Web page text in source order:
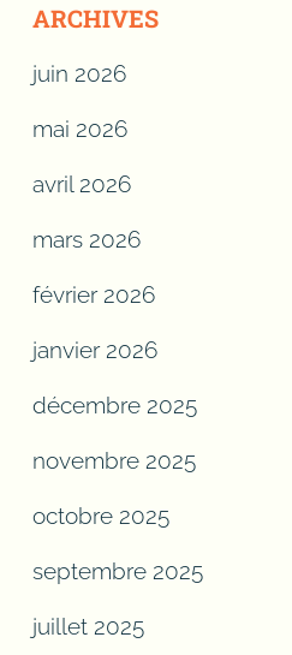
ARCHIVES
juin 2026
mai 2026
avril 2026
mars 2026
février 2026
janvier 2026
décembre 2025
novembre 2025
octobre 2025
septembre 2025
juillet 2025